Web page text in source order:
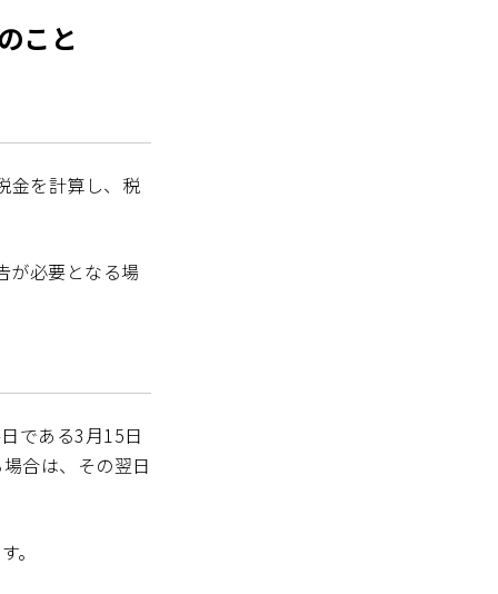
こと
金を計算し、税
が必要となる場
である3月15日
合は、その翌日
。